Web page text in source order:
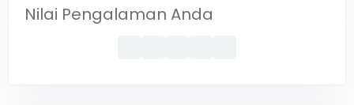
Nilai Pengalaman Anda